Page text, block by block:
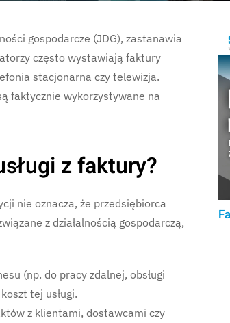
gospodarcze (JDG), zastanawia
często wystawiają faktury
stacjonarna czy telewizja.
faktycznie wykorzystywane na
z faktury?
nie oznacza, że przedsiębiorca
z działalnością gospodarczą,
(np. do pracy zdalnej, obsługi
tej usługi.
z klientami, dostawcami czy